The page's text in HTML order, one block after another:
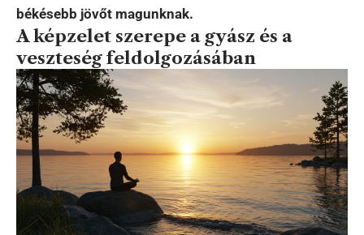
békésebb jövőt magunknak.
A képzelet szerepe a gyász és a
veszteség feldolgozásában